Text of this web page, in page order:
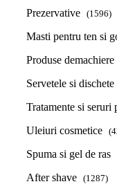
Prezervative (1596)
Masti pentru ten si
Produse
Servetele si
Tratamente si seruri
Uleiuri cosmetice
Spuma si gel de ras
After shave (1287)